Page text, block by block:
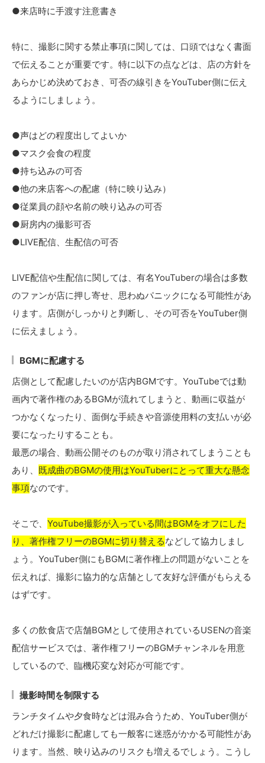
●来店時に手渡す注意書き
特に、撮影に関する禁止事項に関しては、口頭ではなく書面
で伝えることが重要です。特に以下の点などは、店の方針を
あらかじめ決めておき、可否の線引きをYouTuber側に伝え
るようにしましょう。
●声はどの程度出してよいか
●マスク会食の程度
●持ち込みの可否
●他の来店客への配慮（特に映り込み）
●従業員の顔や名前の映り込みの可否
●厨房内の撮影可否
●LIVE配信、生配信の可否
LIVE配信や生配信に関しては、有名YouTuberの場合は多数
のファンが店に押し寄せ、思わぬパニックになる可能性があ
ります。店側がしっかりと判断し、その可否をYouTuber側
に伝えましょう。
BGMに配慮する
店側として配慮したいのが店内BGMです。YouTubeでは動
画内で著作権のあるBGMが流れてしまうと、動画に収益が
つかなくなったり、面倒な手続きや音源使用料の支払いが必
要になったりすることも。
最悪の場合、動画公開そのものが取り消されてしまうことも
あり、 既成曲のBGMの使用はYouTuberにとって重大な懸念
事項なのです。
そこで、 YouTube撮影が入っている間はBGMをオフにした
り、著作権フリーのBGMに切り替えるなどして協力しまし
ょう。YouTuber側にもBGMに著作権上の問題がないことを
伝えれば、撮影に協力的な店舗として友好な評価がもらえる
はずです。
多くの飲食店で店舗BGMとして使用されているUSENの音楽
配信サービスでは、著作権フリーのBGMチャンネルを用意
しているので、臨機応変な対応が可能です。
撮影時間を制限する
ランチタイムや夕食時などは混み合うため、YouTuber側が
どれだけ撮影に配慮しても一般客に迷惑がかかる可能性があ
ります。当然、映り込みのリスクも増えるでしょう。こうし